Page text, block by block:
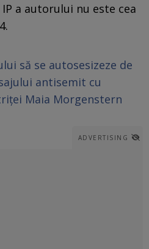
a autorului nu este cea
să se autosesizeze de
antisemit cu
Maia Morgenstern
ADVERTISING